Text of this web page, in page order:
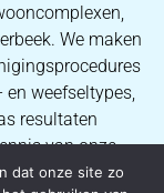
We maken
en weefseltypes,
resultaten
van onze
uitstekende
dat onze site zo